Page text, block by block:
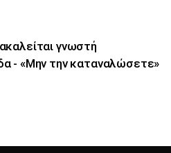
γνωστή
- «Μην την καταναλώσετε»